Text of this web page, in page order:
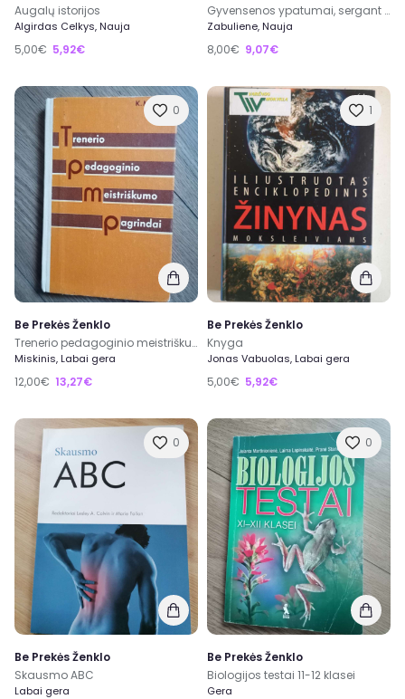
Augalų istorijos
Algirdas Celkys, Nauja
5,00€ 5,92€
Gyvensenos ypatumai, sergant 2 tipo cukriniu diabetu: patarimai pacientams, jų šeimos nariams ir draugams
Zabuliene, Nauja
8,00€ 9,07€
0
Be Prekės Ženklo
Trenerio pedagoginio meistriškumo pagrindai
Miskinis, Labai gera
12,00€ 13,27€
1
Be Prekės Ženklo
Knyga
Jonas Vabuolas, Labai gera
5,00€ 5,92€
0
Be Prekės Ženklo
Skausmo ABC
Labai gera
0
Be Prekės Ženklo
Biologijos testai 11-12 klasei
Gera